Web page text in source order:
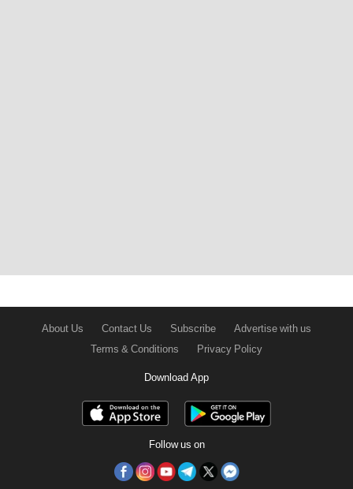
About Us Contact Us Subscribe
Advertise with us
Terms & Conditions
Privacy Policy
Download App
Follow us on